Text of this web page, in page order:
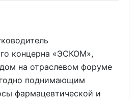
концерна «ЭСКОМ»,
на отраслевом форуме
поднимающим
фармацевтической и